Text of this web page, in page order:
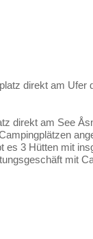
direkt am Ufer
direkt am See
es 3 Hütten mit
mit